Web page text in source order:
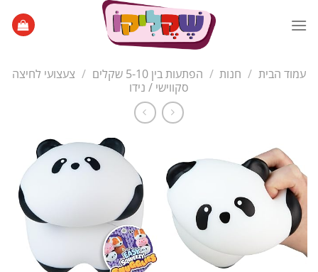
עמוד הבית / חנות / הפתעות בין 5-10 שקלים / צעצועי לחיצה
סקווישי / נידו